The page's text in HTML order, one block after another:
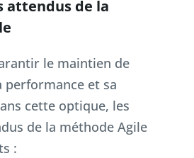
attendus de la
le maintien de
performance et sa
cette optique, les
de la méthode Agile
: